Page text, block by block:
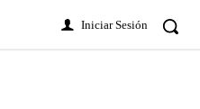
Iniciar Sesión